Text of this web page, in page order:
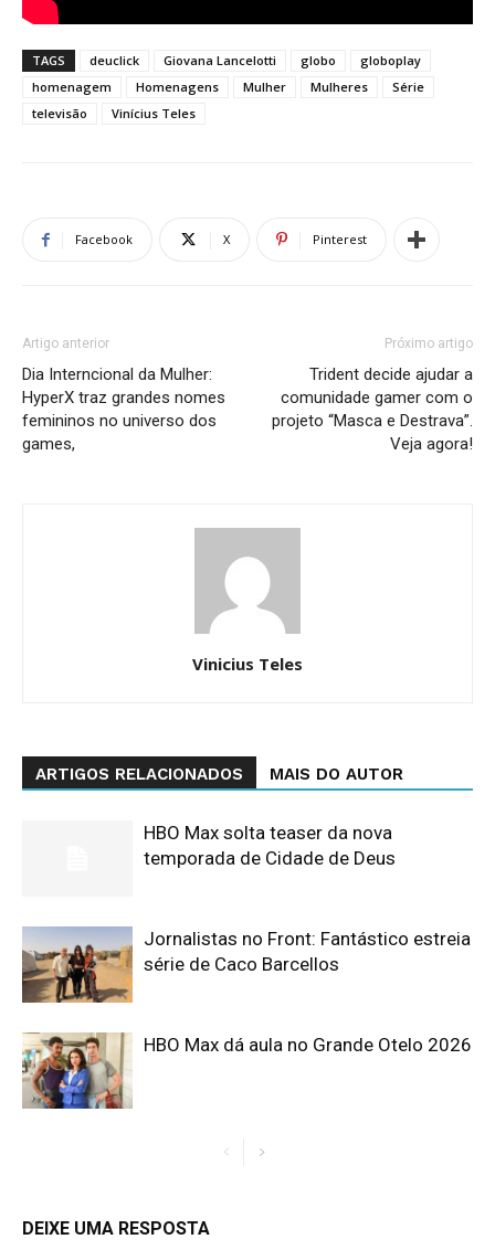
TAGS deuclick Giovana Lancelotti globo
globoplay
homenagem
Homenagens Mulher Mulheres
Série
televisão
Vinícius Teles
Facebook X Pinterest
Artigo anterior
Dia Interncional da Mulher:
HyperX traz grandes nomes
femininos no universo dos
games,
Próximo artigo
Trident decide ajudar a
comunidade gamer com o
projeto “Masca e Destrava”.
Veja agora!
Vinicius Teles
ARTIGOS RELACIONADOS MAIS DO AUTOR
HBO Max solta teaser da nova
temporada de Cidade de Deus
Jornalistas no Front: Fantástico estreia
série de Caco Barcellos
HBO Max dá aula no Grande Otelo 2026
DEIXE UMA RESPOSTA